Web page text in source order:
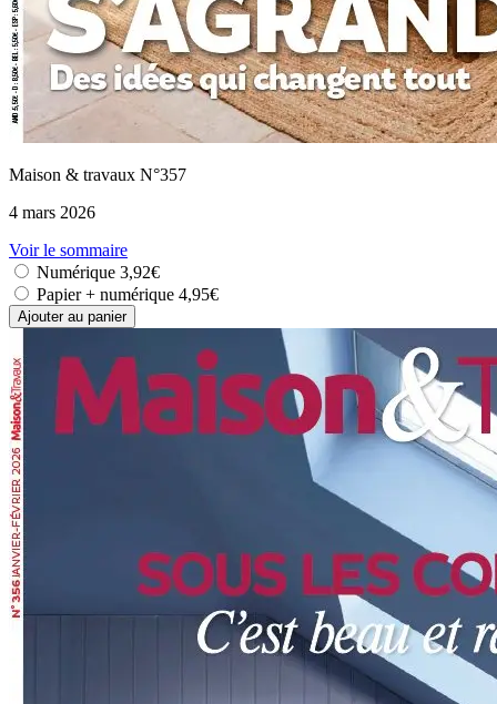
Maison & travaux N°357
4 mars 2026
Voir le sommaire
Numérique 3,92€
Papier + numérique 4,95€